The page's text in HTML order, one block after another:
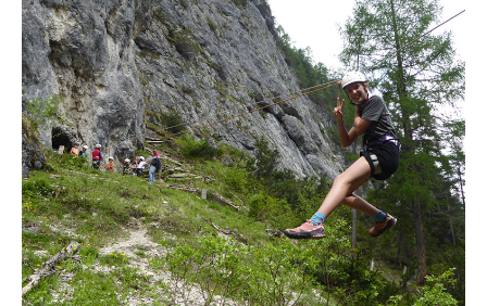
Histoire de l'association